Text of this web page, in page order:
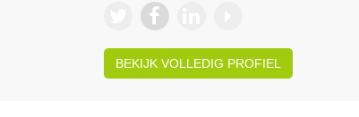
BEKIJK VOLLEDIG PROFIEL